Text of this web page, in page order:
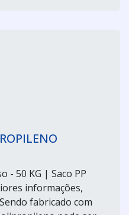
- 50 KG | Saco PP
informações,
fabricado com